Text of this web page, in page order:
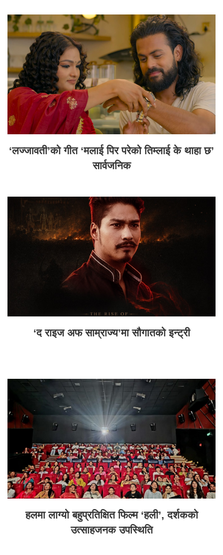
‘लज्जावती’को गीत ‘मलाई पिर परेको तिम्लाई के थाहा छ’
सार्वजनिक
‘द राइज अफ साम्राज्य’मा सौगातको इन्ट्री
हलमा लाग्यो बहुप्रतिक्षित फिल्म ‘हली’, दर्शकको
उत्साहजनक उपस्थिति